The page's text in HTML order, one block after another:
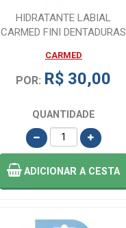
HIDRATANTE LABIAL
CARMED FINI DENTADURAS
CARMED
POR: R$ 30,00
QUANTIDADE
ADICIONARA CESTA